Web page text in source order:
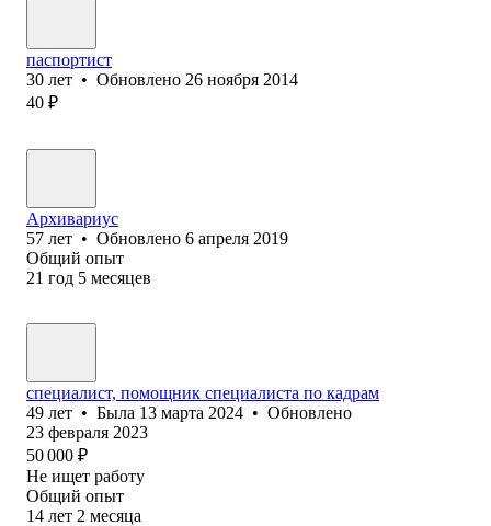
паспортист
30 лет • Обновлено 26 ноября 2014
40 ₽
Архивариус
57 лет • Обновлено 6 апреля 2019
Общий опыт
21 год 5 месяцев
специалист, помощник специалиста по кадрам
49 лет • Была 13 марта 2024 • Обновлено
23 февраля 2023
50 000 ₽
Не ищет работу
Общий опыт
14 лет 2 месяца